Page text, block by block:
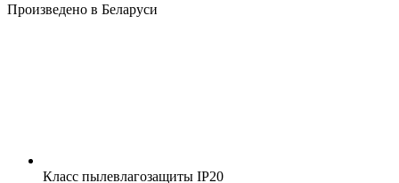
Произведено в Беларуси
Класс пылевлагозащиты IP20